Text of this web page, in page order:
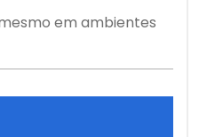
em ambientes